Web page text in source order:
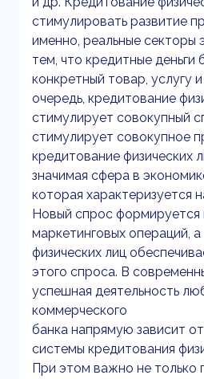
стимулировать развитие
именно, реальные секторы
тем, что кредитные деньги
конкретный товар, услугу
очередь, кредитование
стимулирует совокупный
стимулирует совокупное
кредитование физических
значимая сфера в
которая характеризуется
Новый спрос формируется
маркетинговых операций,
физических лиц
этого спроса. В
успешная деятельность
коммерческого
банка напрямую зависит
системы кредитования
При этом важно не только